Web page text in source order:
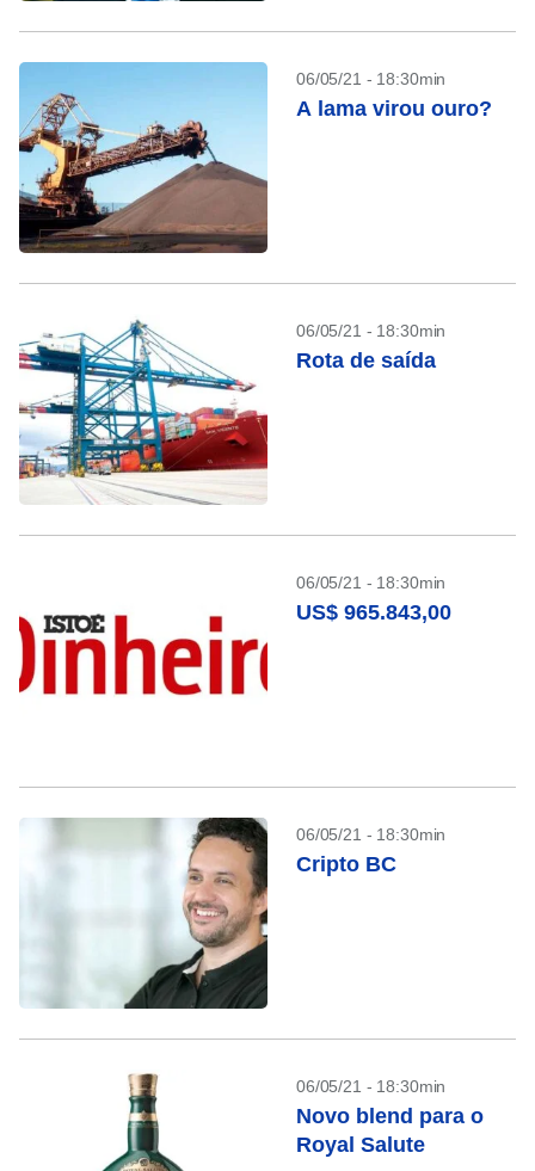
06/05/21 - 18:30min
A lama virou ouro?
06/05/21 - 18:30min
Rota de saída
06/05/21 - 18:30min
US$ 965.843,00
06/05/21 - 18:30min
Cripto BC
06/05/21 - 18:30min
Novo blend para o
Royal Salute